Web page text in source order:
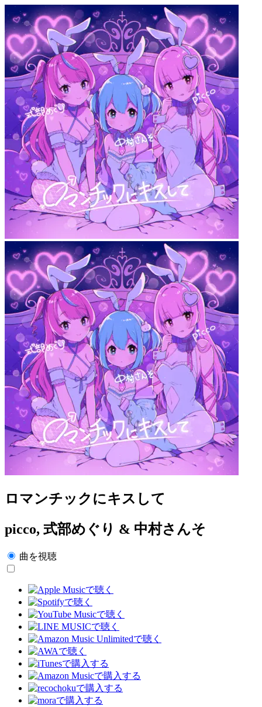
ロマンチックにキスして
picco, 式部めぐり & 中村さんそ
曲を視聴